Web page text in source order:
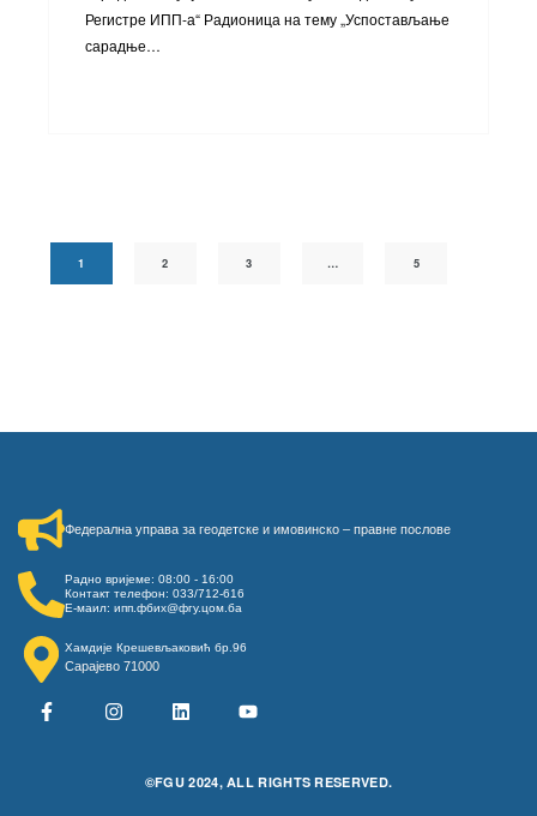
Регистре ИПП-а“ Радионица на тему „Успостављање
сарадње…
1 2 3 … 5
Федерална управа за геодетске и имовинско – правне послове​
Радно вријеме: 08:00 - 16:00
Контакт телефон: 033/712-616
Е-маил: ипп.фбих@фгу.цом.ба
Хамдије Крешевљаковић бр.96
Сарајево 71000
©FGU 2024, ALL RIGHTS RESERVED.